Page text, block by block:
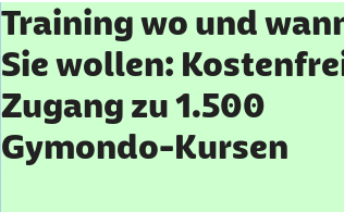
Training wo und
Sie wollen:
Zugang zu 1.500
Gymondo-Kursen